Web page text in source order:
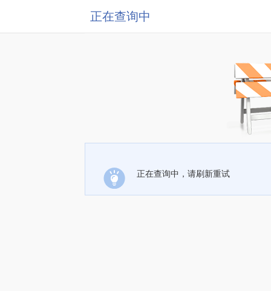
正在查询中
正在查询中，请刷新重试